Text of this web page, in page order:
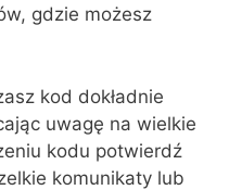
gdzie możesz
kod dokładnie
uwagę na wielkie
kodu potwierdź
komunikaty lub